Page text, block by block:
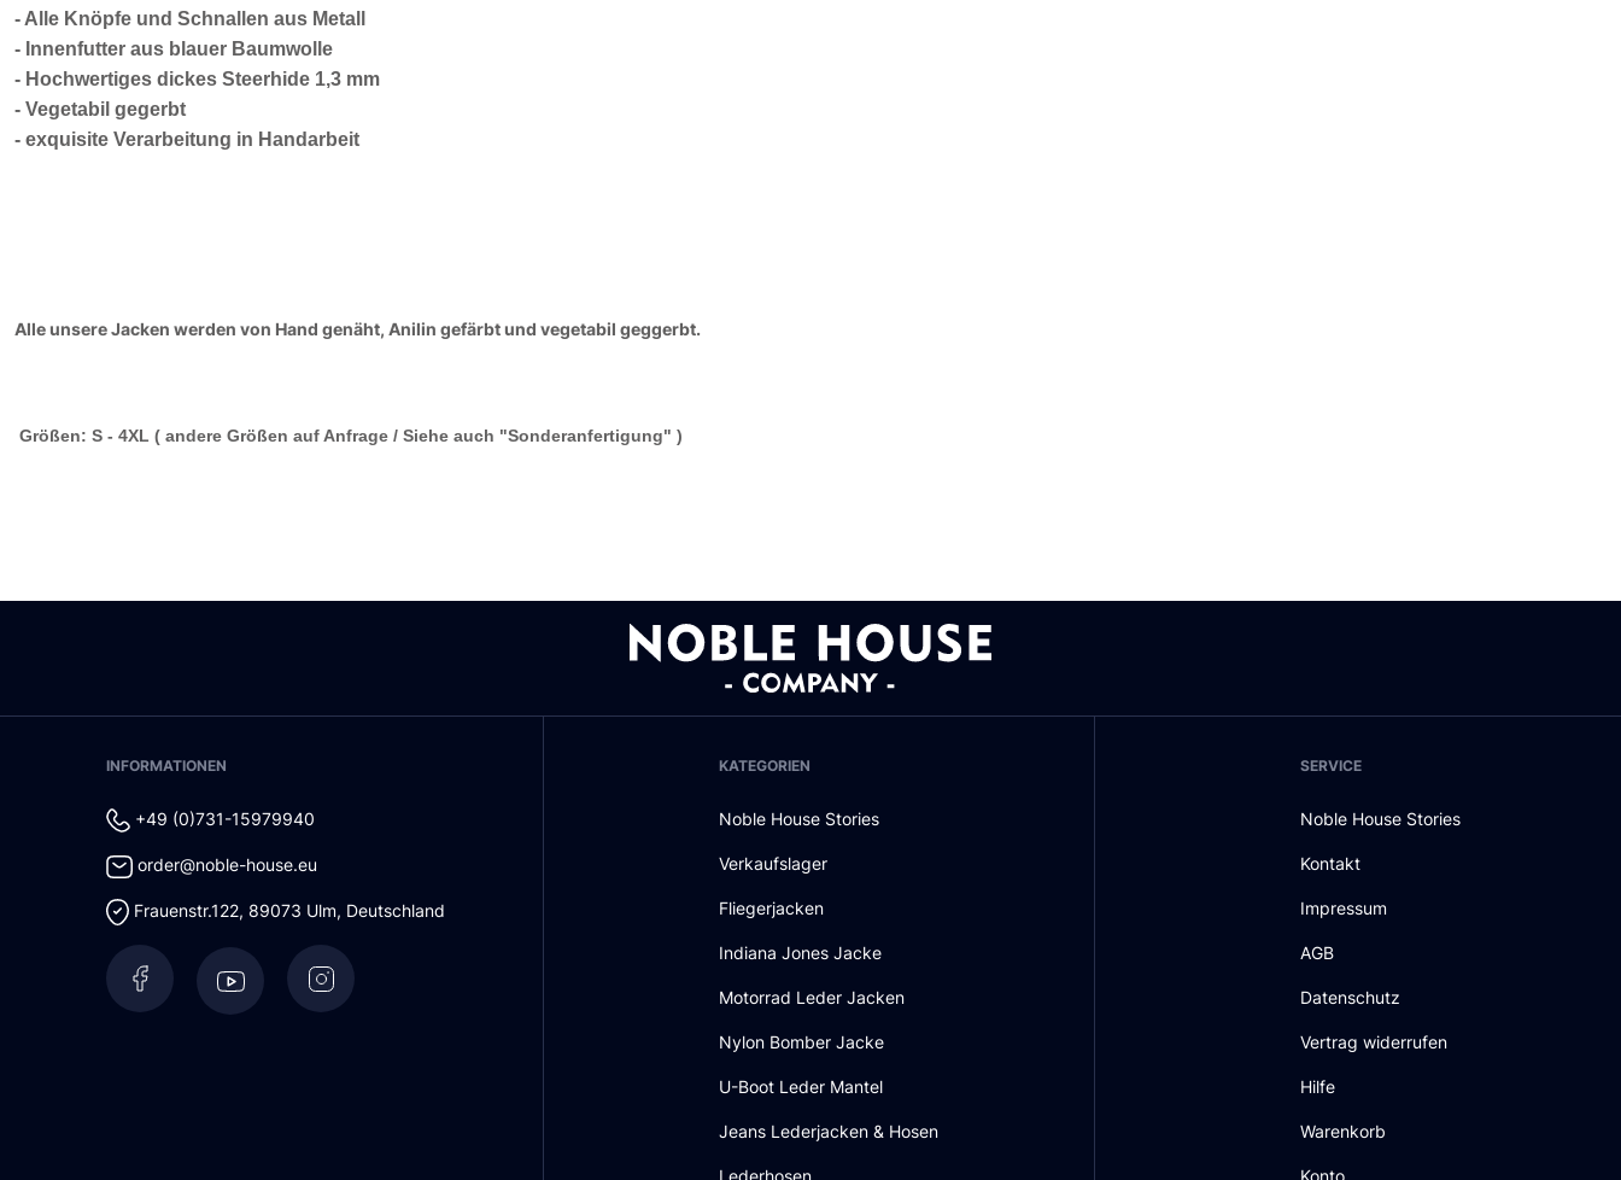
- Alle Knöpfe und Schnallen aus Metall
- Innenfutter aus blauer Baumwolle
- Hochwertiges dickes Steerhide 1,3 mm
- Vegetabil gegerbt
- exquisite Verarbeitung in Handarbeit
Alle unsere Jacken werden von Hand genäht, Anilin gefärbt und vegetabil geggerbt.
Größen: S - 4XL ( andere Größen auf Anfrage / Siehe auch "Sonderanfertigung" )
INFORMATIONEN
+49 (0)731-15979940
order@noble-house.eu
Frauenstr.122, 89073 Ulm, Deutschland
KATEGORIEN
Noble House Stories
Verkaufslager
Fliegerjacken
Indiana Jones Jacke
Motorrad Leder Jacken
Nylon Bomber Jacke
U-Boot Leder Mantel
Jeans Lederjacken & Hosen
Lederhosen
SERVICE
Noble House Stories
Kontakt
Impressum
AGB
Datenschutz
Vertrag widerrufen
Hilfe
Warenkorb
Konto